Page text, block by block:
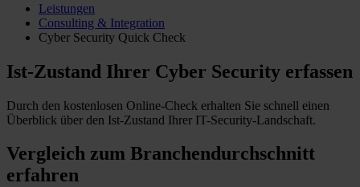
Leistungen
Consulting & Integration
Cyber Security Quick Check
Ist-Zustand Ihrer Cyber Security erfassen
Durch den kostenlosen Online-Check erhalten Sie schnell einen
Überblick über den Ist-Zustand Ihrer IT-Security-Landschaft.
Vergleich zum Branchen­durchschnitt
erfahren